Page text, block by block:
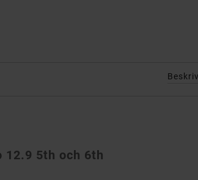
12.9 5th och 6th